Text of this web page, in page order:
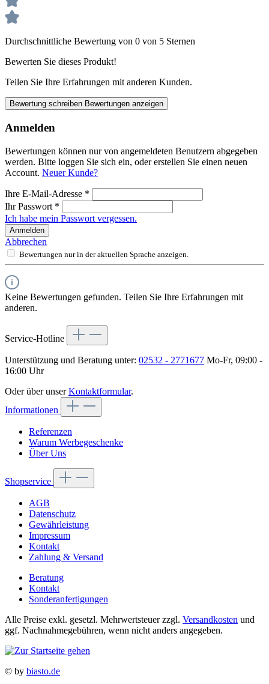
Durchschnittliche Bewertung von 0 von 5 Sternen
Bewerten Sie dieses Produkt!
Teilen Sie Ihre Erfahrungen mit anderen Kunden.
Bewertung schreiben Bewertungen anzeigen
Anmelden
Bewertungen können nur von angemeldeten Benutzern abgegeben
werden. Bitte loggen Sie sich ein, oder erstellen Sie einen neuen
Account. Neuer Kunde?
Ihre E-Mail-Adresse *
Ihr Passwort *
Ich habe mein Passwort vergessen.
Anmelden
Abbrechen
Bewertungen nur in der aktuellen Sprache anzeigen.
Keine Bewertungen gefunden. Teilen Sie Ihre Erfahrungen mit
anderen.
Service-Hotline
Unterstützung und Beratung unter: 02532 - 2771677 Mo-Fr, 09:00 -
16:00 Uhr
Oder über unserKontaktformular.
Informationen
Referenzen
Warum Werbegeschenke
Über Uns
Shopservice
AGB
Datenschutz
Gewährleistung
Impressum
Kontakt
Zahlung & Versand
Beratung
Kontakt
Sonderanfertigungen
Alle Preise exkl. gesetzl. Mehrwertsteuer zzgl. Versandkosten und
ggf. Nachnahmegebühren, wenn nicht anders angegeben.
© by biasto.de